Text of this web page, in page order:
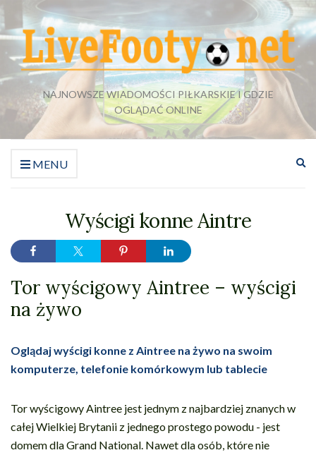
NAJNOWSZE WIADOMOŚCI PIŁKARSKIE I GDZIE
OGLĄDAĆ ONLINE
MENU
Wyścigi konne Aintre
Tor wyścigowy Aintree – wyścigi
na żywo
Oglądaj wyścigi konne z Aintree na żywo na swoim
komputerze, telefonie komórkowym lub tablecie
Tor wyścigowy Aintree jest jednym z najbardziej znanych w
całej Wielkiej Brytanii z jednego prostego powodu - jest
domem dla Grand National. Nawet dla osób, które nie